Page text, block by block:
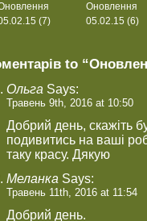
(7)
Оновлення
05.02.15 (6)
to
Ольга Says:
Травень 9th, 2016 at 10:50
Добрий день, скажіть
подивитись на ваші
таку красу. Дякую
Меланка Says:
Травень 11th, 2016 at 11:54
Добрий день.